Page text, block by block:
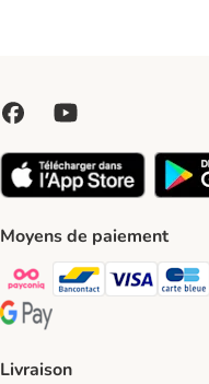
Moyens de paiement
Payconiq Payment Method
bancontact Payment
Visa Payment
carte
Google Pay Payment Method
Livraison